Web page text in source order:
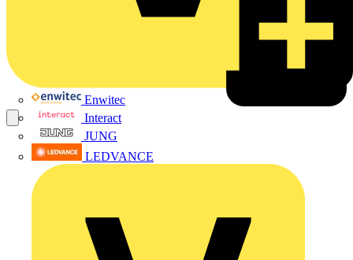
Enwitec
Interact
JUNG
LEDVANCE